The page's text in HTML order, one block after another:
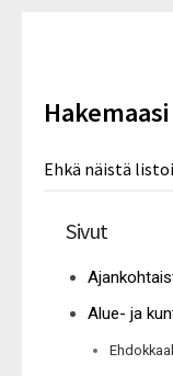
Ehkä näistä
Sivut
Alue- ja